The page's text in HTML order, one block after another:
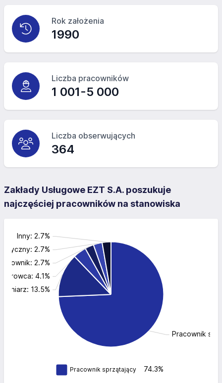
Rok założenia
1990
Liczba pracowników
1 001-5 000
Liczba obserwujących
364
Zakłady Usługowe EZT S.A. poszukuje
najczęściej pracowników na stanowiska
Pracownik
13.5%
Kierowca: 4.1%
2.7%
fizyczny: 2.7%
Inny: 2.7%
Pracownik sprzątający 74.3%